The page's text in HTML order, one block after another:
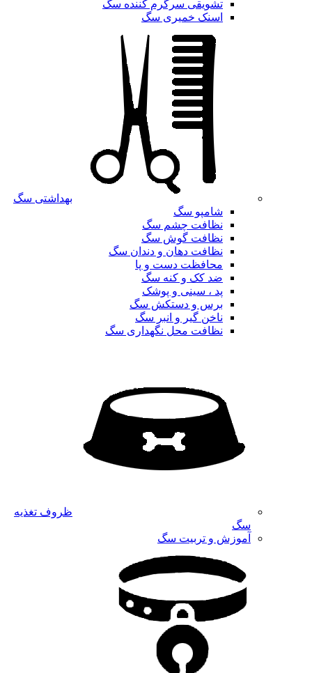
تشویقی سرگرم کننده سگ
اسنک خمیری سگ
بهداشتی سگ
شامپو سگ
نظافت چشم سگ
نظافت گوش سگ
نظافت دهان و دندان سگ
محافظت دست و پا
ضد کک و کنه سگ
پد ، سینی و پوشک
برس و دستکش سگ
ناخن گیر و انبر سگ
نظافت محل نگهداری سگ
ظروف تغذیه
سگ
آموزش و تربیت سگ